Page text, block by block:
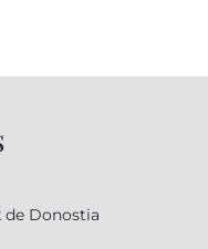
de Donostia